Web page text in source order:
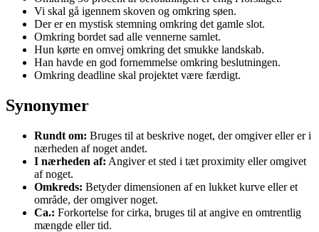
Vi skal gå igennem skoven og omkring søen.
Der er en mystisk stemning omkring det gamle slot.
Omkring bordet sad alle vennerne samlet.
Hun kørte en omvej omkring det smukke landskab.
Han havde en god fornemmelse omkring beslutningen.
Omkring deadline skal projektet være færdigt.
Synonymer
Rundt om: Bruges til at beskrive noget, der omgiver eller er i
nærheden af noget andet.
I nærheden af: Angiver et sted i tæt proximity eller omgivet
af noget.
Omkreds: Betyder dimensionen af en lukket kurve eller et
område, der omgiver noget.
Ca.: Forkortelse for cirka, bruges til at angive en omtrentlig
mængde eller tid.